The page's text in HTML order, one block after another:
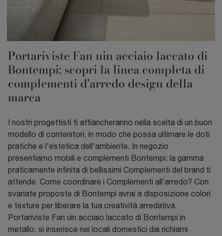
Portariviste Fan uin acciaio laccato di
Bontempi: scopri la linea completa di
complementi d'arredo design della
marca
I nostri progettisti ti affiancheranno nella scelta di un buon
modello di contenitori, in modo che possa ultimare le doti
pratiche e l'estetica dell'ambiente. In negozio
presentiamo mobili e complementi Bontempi: la gamma
praticamente infinita di bellissimi Complementi del brand ti
attende. Come coordinare i Complementi all’arredo? Con
svariate proposte di Bontempi avrai a disposizione colori
e texture per liberare la tua creatività arredativa.
Portariviste Fan uin acciaio laccato di Bontempi in
metallo: si inserisce nei locali domestici dai richiami